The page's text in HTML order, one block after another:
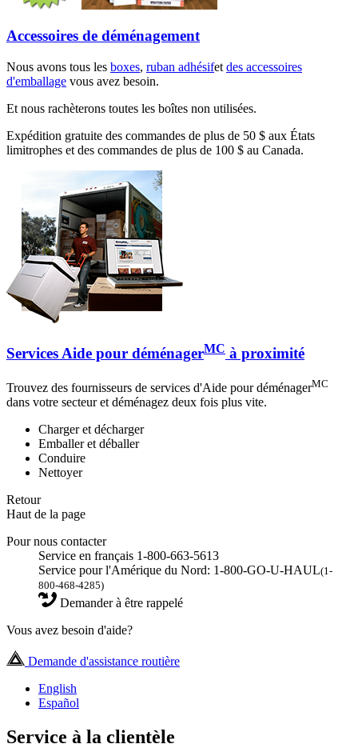
Accessoires de déménagement
Nous avons tous les boxes, ruban adhésifet des accessoires
d'emballage vous avez besoin.
Et nous rachèterons toutes les boîtes non utilisées.
Expédition gratuite des commandes de plus de 50 $ aux États
limitrophes et des commandes de plus de 100 $ au Canada.
Services Aide pour déménagerMC à proximité
Trouvez des fournisseurs de services d'Aide pour déménagerMC
dans votre secteur et déménagez deux fois plus vite.
Charger et décharger
Emballer et déballer
Conduire
Nettoyer
Retour
Haut de la page
Pour nous contacter
Service en français 1-800-663-5613
Service pour l'Amérique du Nord: 1-800-GO-U-HAUL(1-
800-468-4285)
Demander à être rappelé
Vous avez besoin d'aide?
Demande d'assistance routière
English
Español
Service à la clientèle